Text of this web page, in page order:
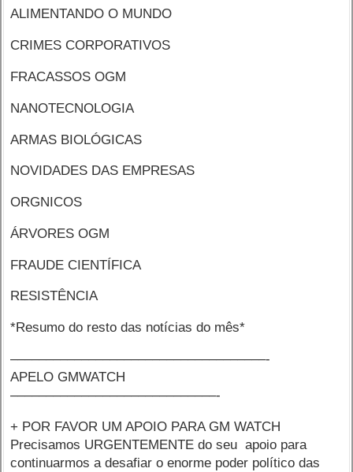
ALIMENTANDO O MUNDO
CRIMES CORPORATIVOS
FRACASSOS OGM
NANOTECNOLOGIA
ARMAS BIOLÓGICAS
NOVIDADES DAS EMPRESAS
ORGNICOS
ÁRVORES OGM
FRAUDE CIENTÍFICA
RESISTÊNCIA
*Resumo do resto das notícias do mês*
––––––––––––––––––––––––––––––––––––-
APELO GMWATCH
–––––––––––––––––––––––––––––-
+ POR FAVOR UM APOIO PARA GM WATCH
Precisamos URGENTEMENTE do seu apoio para
continuarmos a desafiar o enorme poder político das